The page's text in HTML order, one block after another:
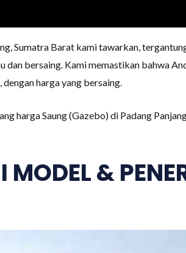
Sumatra Barat kami tawarkan,
bersaing. Kami memastikan bahwa
harga yang bersaing.
harga Saung (Gazebo) di Padang
&